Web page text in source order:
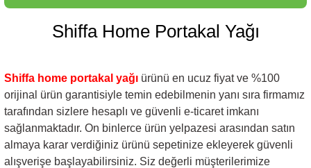
Shiffa Home Portakal Yağı
Shiffa home portakal yağı ürünü en ucuz fiyat ve %100
orijinal ürün garantisiyle temin edebilmenin yanı sıra firmamız
tarafından sizlere hesaplı ve güvenli e-ticaret imkanı
sağlanmaktadır. On binlerce ürün yelpazesi arasından satın
almaya karar verdiğiniz ürünü sepetinize ekleyerek güvenli
alışverişe başlayabilirsiniz. Siz değerli müşterilerimize